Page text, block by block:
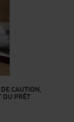
CAUTION,
DU PRÊT